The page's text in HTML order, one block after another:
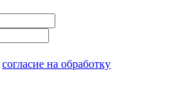
согласие на обработку